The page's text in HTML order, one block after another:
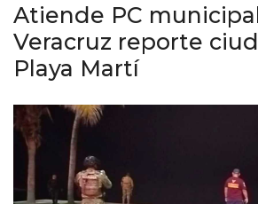
Atiende PC
Veracruz reporte
Playa Martí